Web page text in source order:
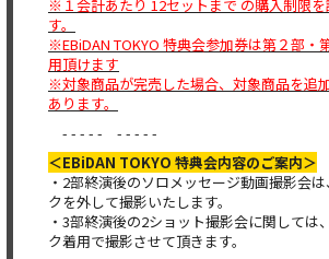
※１会計あたり 12セットまで の購入制限
す。
※EBiDAN TOKYO 特典会参加券は第２部・
用頂けます
※対象商品が完売した場合、対象商品を追
あります。
- - - - - - - - - -
＜EBiDAN TOKYO 特典会内容のご案内＞
・2部終演後のソロメッセージ動画撮影会
クを外して撮影いたします。
・3部終演後の2ショット撮影会に関しては
ク着用で撮影させて頂きます。